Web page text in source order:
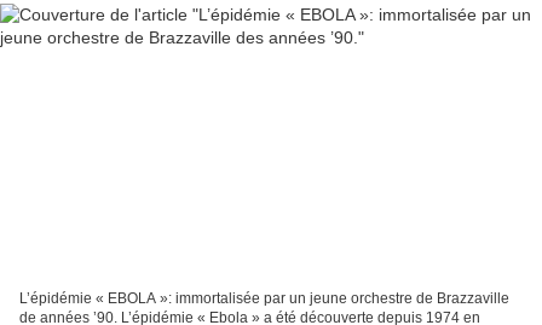
L’épidémie « EBOLA »: immortalisée par un jeune orchestre de Brazzaville
de années ’90. L’épidémie « Ebola » a été découverte depuis 1974 en